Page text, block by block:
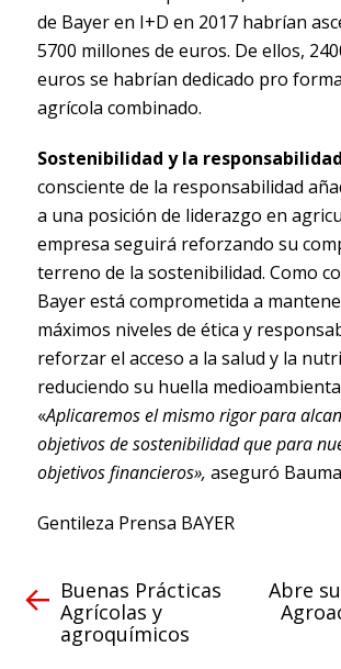
de Bayer en I+D en 2017 habrían
5700 millones de euros. De ellos,
euros se habrían dedicado pro
agrícola combinado.
Sostenibilidad y la
consciente de la responsabilidad
a una posición de liderazgo en
empresa seguirá reforzando su
terreno de la sostenibilidad. Como
Bayer está comprometida a
máximos niveles de ética y
reforzar el acceso a la salud y la
reduciendo su huella
«Aplicaremos el mismo rigor para
objetivos de sostenibilidad que para
objetivos financieros», aseguró
Gentileza Prensa BAYER
Buenas Prácticas
Agrícolas y
agroquímicos
Abre